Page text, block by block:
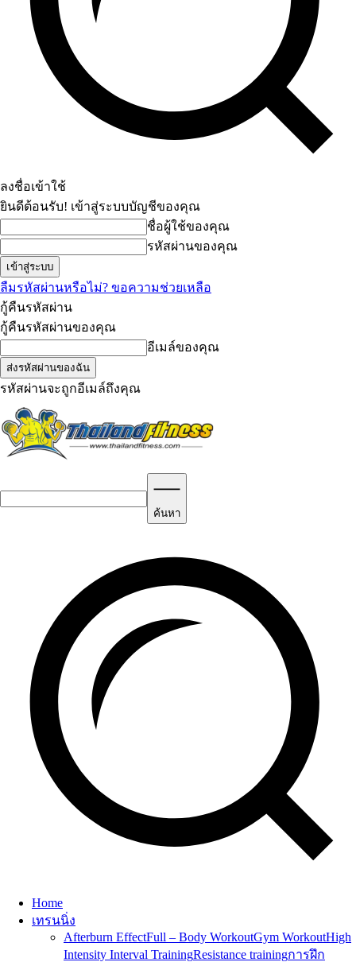
ลงชื่อเข้าใช้
ยินดีต้อนรับ! เข้าสู่ระบบบัญชีของคุณ
ชื่อผู้ใช้ของคุณ
รหัสผ่านของคุณ
ลืมรหัสผ่านหรือไม่? ขอความช่วยเหลือ
กู้คืนรหัสผ่าน
กู้คืนรหัสผ่านของคุณ
อีเมล์ของคุณ
รหัสผ่านจะถูกอีเมล์ถึงคุณ
ค้นหา
Home
เทรนนิ่ง
Afterburn EffectFull – Body WorkoutGym WorkoutHigh
Intensity Interval TrainingResistance trainingการฝึก